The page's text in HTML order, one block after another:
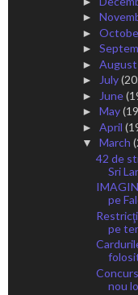
►
►
►
► August
► July
► June
► May
► April
▼ March
42 de
Sri
pe
pe
nou